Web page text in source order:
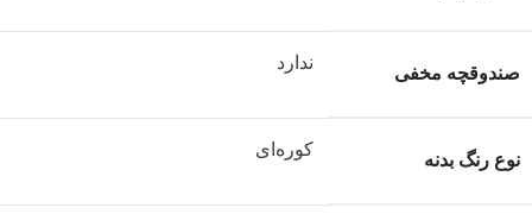
صندوقچه مخفی
ندارد
نوع رنگ بدنه
کوره‌ای